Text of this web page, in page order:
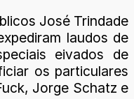
José Trindade
laudos de
eivados de
os particulares
Jorge Schatz e